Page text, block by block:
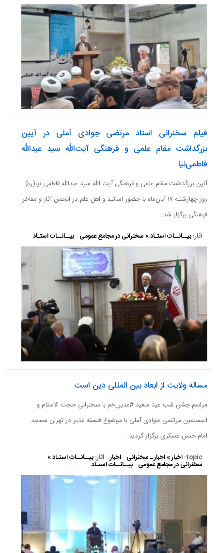
فیلم سخنرانی استاد مرتضی جوادی آملی در آیین
بزرگداشت مقام علمی و فرهنگی آیت‌الله سید عبدالله
فاطمی‌نیا
​​​​​​​آئین بزرگداشت مقام علمی و فرهنگی آیت الله سید عبدالله فاطمی نیا(ره)
روز چهارشنبه ۱۷ آبان‌ماه با حضور اساتید و اهل علم در انجمن آثار و مفاخر
فرهنگی برگزار شد.
آثار:بیــانــات استـاد » سخنرانی در مجامع عمومی بیــانــات استـاد
مساله ولایت از ابعاد بین المللی دین است
مراسم جشن شب عید سعید #غدیر_خم با سخنرانی حجت الاسلام و
المسلمین مرتضی جوادی آملی با موضوع فلسفه غدیر در تهران مسجد
امام حسن عسکری برگزار گردید.
topic: اخبار » اخبار ـ سخنرانی اخبار آثار:بیــانــات استـاد »
سخنرانی در مجامع عمومی بیــانــات استـاد